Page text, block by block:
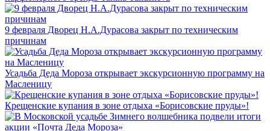
9 февраля Дворец Н.А.Дурасова закрыт по техническим
причинам
Усадьба Деда Мороза открывает экскурсионную программу на
Масленицу
Крещенские купания в зоне отдыха «Борисовские пруды»!